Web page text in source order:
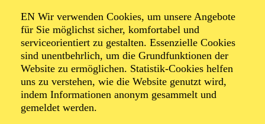
EN Wir verwenden Cookies, um unsere Angebote
für Sie möglichst sicher, komfortabel und
serviceorientiert zu gestalten. Essenzielle Cookies
sind unentbehrlich, um die Grundfunktionen der
Website zu ermöglichen. Statistik-Cookies helfen
uns zu verstehen, wie die Website genutzt wird,
indem Informationen anonym gesammelt und
gemeldet werden.
PHILHARMONIE ESSEN
Thursday
04.02.2027
11:00 - 12:00